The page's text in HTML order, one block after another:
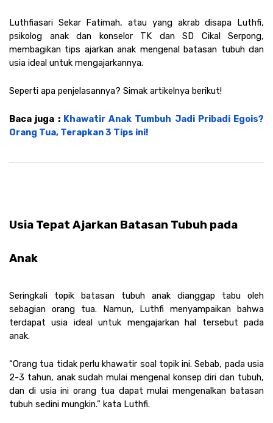
Luthfiasari Sekar Fatimah, atau yang akrab disapa Luthfi,
psikolog anak dan konselor TK dan SD Cikal Serpong,
membagikan tips ajarkan anak mengenal batasan tubuh dan
usia ideal untuk mengajarkannya.
Seperti apa penjelasannya? Simak artikelnya berikut!
Baca juga : Khawatir Anak Tumbuh Jadi Pribadi Egois?
Orang Tua, Terapkan 3 Tips ini!
Usia Tepat Ajarkan Batasan Tubuh pada
Anak
Seringkali topik batasan tubuh anak dianggap tabu oleh
sebagian orang tua. Namun, Luthfi menyampaikan bahwa
terdapat usia ideal untuk mengajarkan hal tersebut pada
anak.
“Orang tua tidak perlu khawatir soal topik ini. Sebab, pada usia
2-3 tahun, anak sudah mulai mengenal konsep diri dan tubuh,
dan di usia ini orang tua dapat mulai mengenalkan batasan
tubuh sedini mungkin.” kata Luthfi.